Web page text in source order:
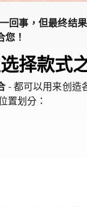
回事，但最终结
您！
择款式
- 都可以用来创造
置划分：